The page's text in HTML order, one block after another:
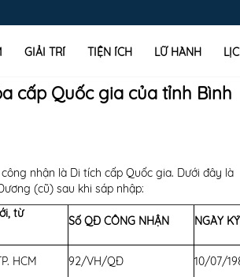
GIẢI TRÍ TIỆN ÍCH LỮ HÀNH
cấp Quốc gia của tỉnh Bình
nhận là Di tích cấp Quốc gia. Dưới đây là
(cũ) sau khi sáp nhập:
từ
Số QĐ CÔNG NHẬN NGÀY KÝ
HCM 92/VH/QĐ 10/07/